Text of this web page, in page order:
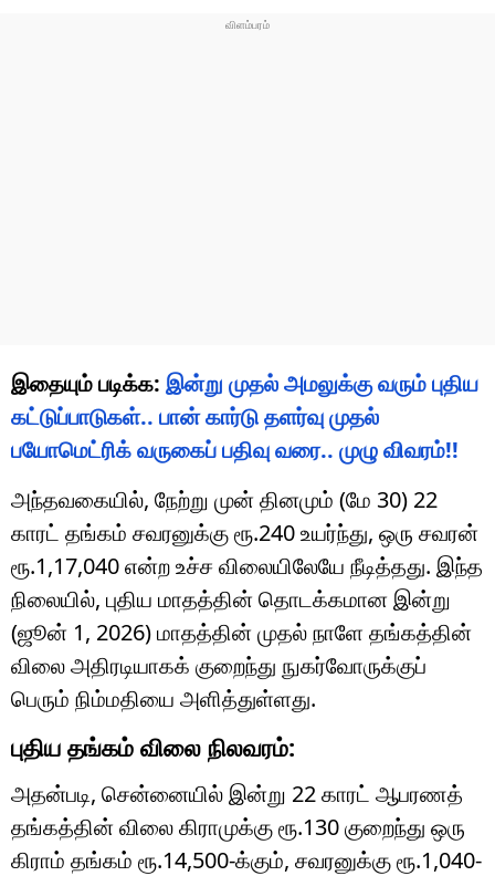
இதையும் படிக்க: இன்று முதல் அமலுக்கு வரும் புதிய
கட்டுப்பாடுகள்.. பான் கார்டு தளர்வு முதல்
பயோமெட்ரிக் வருகைப் பதிவு வரை.. முழு விவரம்!!
அந்தவகையில், நேற்று முன் தினமும் (மே 30) 22
காரட் தங்கம் சவரனுக்கு ரூ.240 உயர்ந்து, ஒரு சவரன்
ரூ.1,17,040 என்ற உச்ச விலையிலேயே நீடித்தது. இந்த
நிலையில், புதிய மாதத்தின் தொடக்கமான இன்று
(ஜூன் 1, 2026) மாதத்தின் முதல் நாளே தங்கத்தின்
விலை அதிரடியாகக் குறைந்து நுகர்வோருக்குப்
பெரும் நிம்மதியை அளித்துள்ளது.
புதிய தங்கம் விலை நிலவரம்:
அதன்படி, சென்னையில் இன்று 22 காரட் ஆபரணத்
தங்கத்தின் விலை கிராமுக்கு ரூ.130 குறைந்து ஒரு
கிராம் தங்கம் ரூ.14,500-க்கும், சவரனுக்கு ரூ.1,040-